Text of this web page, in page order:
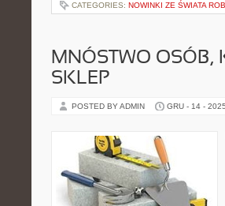
CATEGORIES: NOWINKI ZE ŚWIATA
MNÓSTWO OSÓB,
SKLEP
POSTED BY ADMIN GRU - 14 - 2025